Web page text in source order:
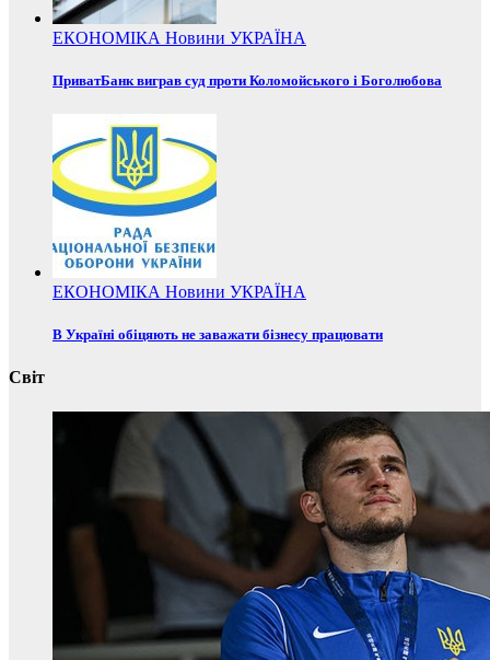
ЕКОНОМІКА Новини УКРАЇНА
ПриватБанк виграв суд проти Коломойського і Боголюбова
ЕКОНОМІКА Новини УКРАЇНА
В Україні обіцяють не заважати бізнесу працювати
Світ